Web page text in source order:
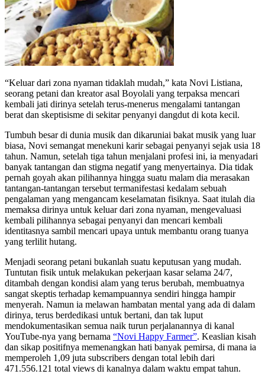
“Keluar dari zona nyaman tidaklah mudah,” kata Novi Listiana,
seorang petani dan kreator asal Boyolali yang terpaksa mencari
kembali jati dirinya setelah terus-menerus mengalami tantangan
berat dan skeptisisme di sekitar penyanyi dangdut di kota kecil.
Tumbuh besar di dunia musik dan dikaruniai bakat musik yang luar
biasa, Novi semangat menekuni karir sebagai penyanyi sejak usia 18
tahun. Namun, setelah tiga tahun menjalani profesi ini, ia menyadari
banyak tantangan dan stigma negatif yang menyertainya. Dia tidak
pernah goyah akan pilihannya hingga suatu malam dia merasakan
tantangan-tantangan tersebut termanifestasi kedalam sebuah
pengalaman yang mengancam keselamatan fisiknya. Saat itulah dia
memaksa dirinya untuk keluar dari zona nyaman, mengevaluasi
kembali pilihannya sebagai penyanyi dan mencari kembali
identitasnya sambil mencari upaya untuk membantu orang tuanya
yang terlilit hutang.
Menjadi seorang petani bukanlah suatu keputusan yang mudah.
Tuntutan fisik untuk melakukan pekerjaan kasar selama 24/7,
ditambah dengan kondisi alam yang terus berubah, membuatnya
sangat skeptis terhadap kemampuannya sendiri hingga hampir
menyerah. Namun ia melawan hambatan mental yang ada di dalam
dirinya, terus berdedikasi untuk bertani, dan tak luput
mendokumentasikan semua naik turun perjalanannya di kanal
YouTube-nya yang bernama “Novi Happy Farmer”. Keaslian kisah
dan sikap positifnya memenangkan hati banyak pemirsa, di mana ia
memperoleh 1,09 juta subscribers dengan total lebih dari
471.556.121 total views di kanalnya dalam waktu empat tahun.